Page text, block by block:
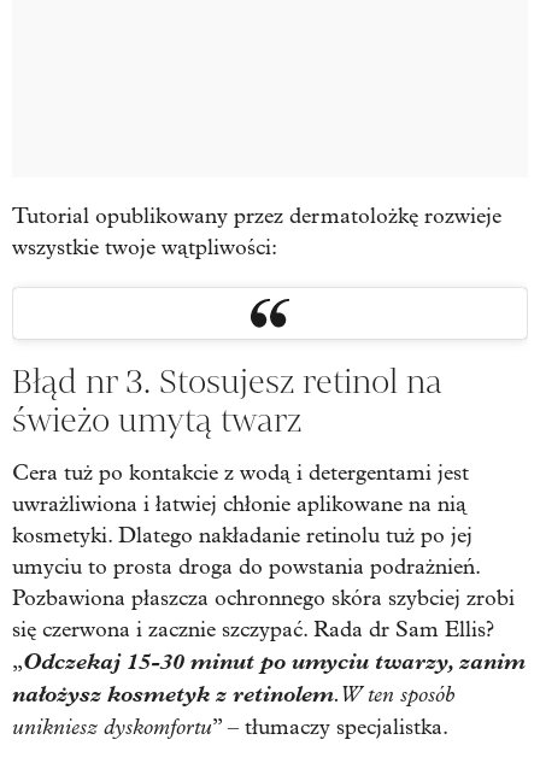
Tutorial opublikowany przez dermatolożkę rozwieje
wszystkie twoje wątpliwości:
Błąd nr 3. Stosujesz retinol na
świeżo umytą twarz
Cera tuż po kontakcie z wodą i detergentami jest
uwrażliwiona i łatwiej chłonie aplikowane na nią
kosmetyki. Dlatego nakładanie retinolu tuż po jej
umyciu to prosta droga do powstania podrażnień.
Pozbawiona płaszcza ochronnego skóra szybciej zrobi
się czerwona i zacznie szczypać. Rada dr Sam Ellis?
„Odczekaj 15-30 minut po umyciu twarzy, zanim
nałożysz kosmetyk z retinolem. W ten sposób
unikniesz dyskomfortu” – tłumaczy specjalistka.